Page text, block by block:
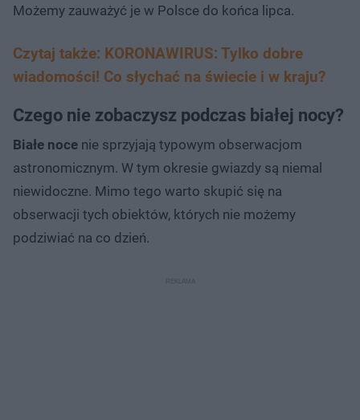
Możemy zauważyć je w Polsce do końca lipca.
Czytaj także: KORONAWIRUS: Tylko dobre
wiadomości! Co słychać na świecie i w kraju?
Czego nie zobaczysz podczas białej nocy?
Białe noce nie sprzyjają typowym obserwacjom
astronomicznym. W tym okresie gwiazdy są niemal
niewidoczne. Mimo tego warto skupić się na
obserwacji tych obiektów, których nie możemy
podziwiać na co dzień.